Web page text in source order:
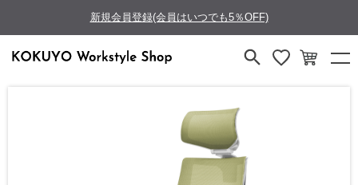
新規会員登録(会員はいつでも5％OFF)